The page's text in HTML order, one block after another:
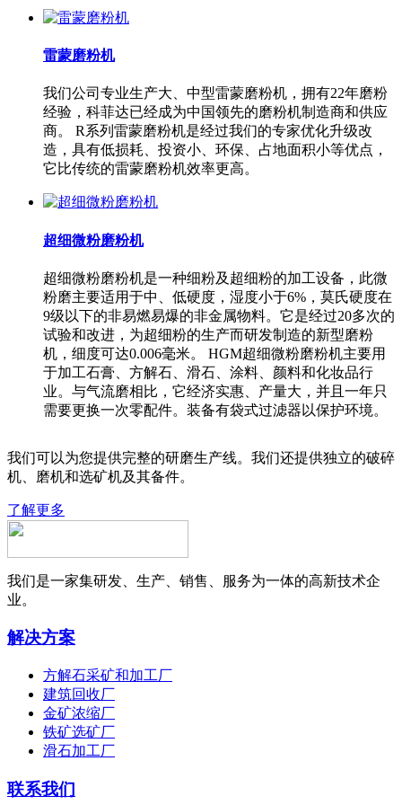
雷蒙磨粉机
我们公司专业生产大、中型雷蒙磨粉机，拥有22年磨粉
经验，科菲达已经成为中国领先的磨粉机制造商和供应
商。 R系列雷蒙磨粉机是经过我们的专家优化升级改
造，具有低损耗、投资小、环保、占地面积小等优点，
它比传统的雷蒙磨粉机效率更高。
超细微粉磨粉机
超细微粉磨粉机是一种细粉及超细粉的加工设备，此微
粉磨主要适用于中、低硬度，湿度小于6%，莫氏硬度在
9级以下的非易燃易爆的非金属物料。它是经过20多次的
试验和改进，为超细粉的生产而研发制造的新型磨粉
机，细度可达0.006毫米。 HGM超细微粉磨粉机主要用
于加工石膏、方解石、滑石、涂料、颜料和化妆品行
业。与气流磨相比，它经济实惠、产量大，并且一年只
需要更换一次零配件。装备有袋式过滤器以保护环境。
我们可以为您提供完整的研磨生产线。我们还提供独立的破碎
机、磨机和选矿机及其备件。
了解更多
我们是一家集研发、生产、销售、服务为一体的高新技术企
业。
解决方案
方解石采矿和加工厂
建筑回收厂
金矿浓缩厂
铁矿选矿厂
滑石加工厂
联系我们